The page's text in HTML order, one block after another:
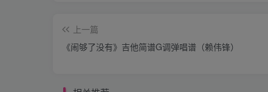
上一篇
《闹够了没有》吉他简谱G调弹唱谱（赖伟锋）